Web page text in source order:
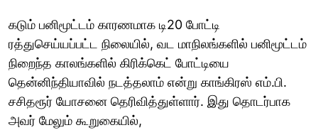
கடும் பனிமூட்டம் காரணமாக டி20 போட்டி
ரத்துசெய்யப்பட்ட நிலையில், வட மாநிலங்களில் பனிமூட்டம்
நிறைந்த காலங்களில் கிரிக்கெட் போட்டியை
தென்னிந்தியாவில் நடத்தலாம் என்று காங்கிரஸ் எம்.பி.
சசிதரூர் யோசனை தெரிவித்துள்ளார். இது தொடர்பாக
அவர் மேலும் கூறுகையில்,